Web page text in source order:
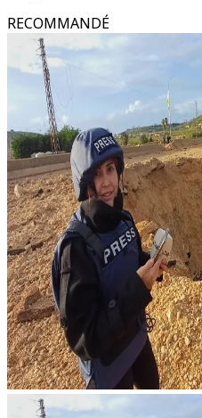
RECOMMANDÉ